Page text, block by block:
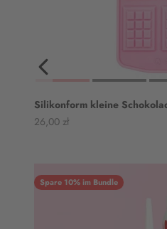
Silikonform kleine
Angebot
26,00 zł
Spare 10% im Bundle